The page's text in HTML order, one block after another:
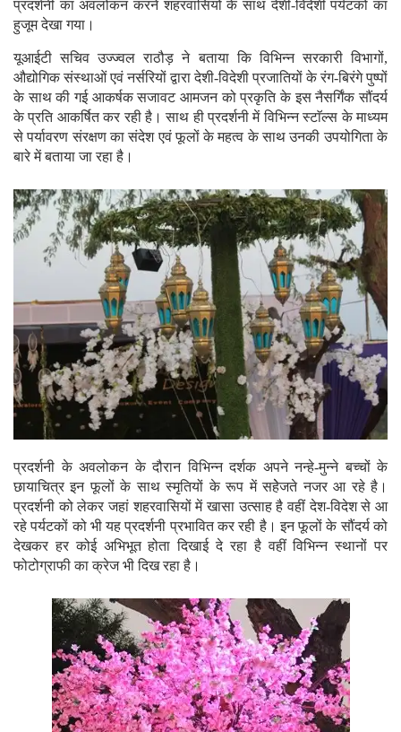
प्रदर्शनी का अवलोकन करने शहरवासियों के साथ देशी-विदेशी पर्यटकों का
हुजूम देखा गया।
यूआईटी सचिव उज्ज्वल राठौड़ ने बताया कि विभिन्न सरकारी विभागों,
औद्योगिक संस्थाओं एवं नर्सरियों द्वारा देशी-विदेशी प्रजातियों के रंग-बिरंगे पुष्पों
के साथ की गई आकर्षक सजावट आमजन को प्रकृति के इस नैसर्गिंक सौंदर्य
के प्रति आकर्षित कर रही है। साथ ही प्रदर्शनी में विभिन्न स्टाॅल्स के माध्यम
से पर्यावरण संरक्षण का संदेश एवं फूलों के महत्व के साथ उनकी उपयोगिता के
बारे में बताया जा रहा है।
प्रदर्शनी के अवलोकन के दौरान विभिन्न दर्शक अपने नन्हे-मुन्ने बच्चों के
छायाचित्र इन फूलों के साथ स्मृतियों के रूप में सहेेजते नजर आ रहे है।
प्रदर्शनी को लेकर जहां शहरवासियों में खासा उत्साह है वहीं देश-विदेश से आ
रहे पर्यटकों को भी यह प्रदर्शनी प्रभावित कर रही है। इन फूलों के सौंदर्य को
देखकर हर कोई अभिभूत होता दिखाई दे रहा है वहीं विभिन्न स्थानों पर
फोटोग्राफी का क्रेज भी दिख रहा है।